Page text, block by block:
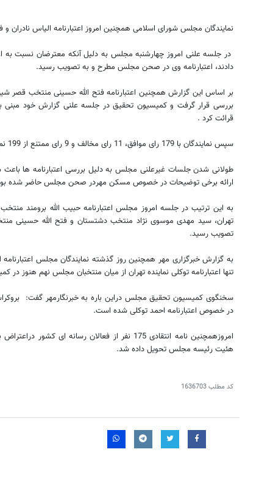
نمایندگان مجلس شورای اسلامی همچنین امروز اعتبارنامه الیاس نادران
در جلسه علنی امروز چهارشنبه مجلس به دلیل آنکه معترضان نسبت به
دادند، اعتبارنامه وی در صحن مجلس مطرح و به تصویب رسید.
بر اساس این گزارش همچنین اعتبارنامه فتح الله حسینی منتخب قصر
قرائت کرد .
سپس نمایندگان با 179 رای موافق، 11 رای مخالف و 9 رای ممتنع از 199 نماینده حاضر اعتبارنامه وی را به تصویب رساند.
طولانی شدن جلسات غیرعلنی مجلس به دلیل بررسی اعتبارنامه ها باعث
ارائه برخی توضیحات در خصوص مسکن مهردر صحن مجلس حاضر شده بود
به این ترتیب در جلسه امروز مجلس اعتبارنامه حبیب الله برومند
تهران، سید مهدی موسوی نژاد منتخب دشتستان و فتح الله حسینی
تصویب رسید.
به گزارش خبرگزاری مهر همچنین روز گذشته نمایندگان مجلس اعتبارنامه
تنها اعتبارنامه توکلی نماینده تهران از میان منتخبان مجلس نهم هنوز
سخنگوی کمیسیون تحقیق مجلس دراین باره به خبرنگارمهر گفت:
در خصوص اعتبارنامه احمد توکلی شده است.
امروزهمچنین نامه انتقادی 175 نفر از فعالان رسانه
هئیت رئیسه مجلس تحویل داده شد.
کد مطلب1636703